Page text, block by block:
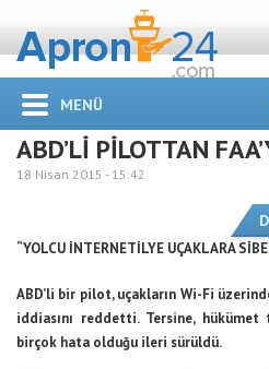
MENÜ
ABD’Lİ PİLOTTAN
18 Nisan 2015 - 15:42
“YOLCU İNTERNETİLYE UÇAKLARA
ABD’li bir pilot, uçakların Wi-Fi
iddiasını reddetti. Tersine, hükümet
birçok hata olduğu ileri sürüldü.